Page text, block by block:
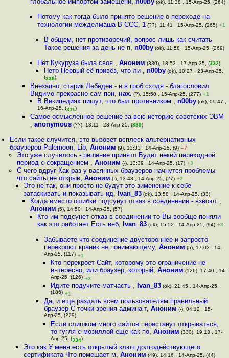
(ok), 11:38 , 15-Апр-25, (264)
Потому как тогда было принято решение о переходе на
технологии межделмаша В ССС, 1(??), 11:41 , 15-Апр-25, (265) +1
В общем, нет противоречий, вопрос лишь как считать
Такое решения за день не п, n00by(ok), 11:58 , 15-Апр-25, (269)
Нет Кукуруза была своя , Аноним (330), 18:52 , 17-Апр-25, (332)
Петр Первый её привёз, что ли , n00by(ok), 10:27 , 23-Апр-25,
(338)
Внезапно, старик Лебедев - и в гроб сходя - благословил
Видимо прекрасно сам пон, нах. (?), 15:50 , 15-Апр-25, (277) +1
В Википедиях пишут, что был противником , n00by(ok), 09:47 ,
16-Апр-25, (311)
Самое осмысленное решение за всю историю советских ЭВМ
,anonymous (??), 13:11 , 28-Апр-25, (339)
Если такое случится, это вызовет всплеск альтернативных
браузеров Palemoon, Lib,Аноним (9), 13:33 , 14-Апр-25, (9) –7
Это уже случилось - решение принято Будет некий переходной
период с сокращением , Аноним (-), 13:39 , 14-Апр-25, (17) +3
С чего вдруг Как раз у васянных браузеров начнутся проблемы
что сайты не открыв, Аноним (-), 13:48 , 14-Апр-25, (27) +2
Это не так, они просто не будут это зименение к себе
затаскивать и показывать ид, Ivan_83(ok), 13:58 , 14-Апр-25, (33)
Когда вместо ошибки подсунут отказ в соединении - взвоют ,
Аноним (5), 14:50 , 14-Апр-25, (57)
Кто им подсунет отказ в соединении то Вы вообще поняли
как это работает Есть веб, Ivan_83(ok), 15:52 , 14-Апр-25, (94) +3
Забываете что соединение двустороннее и запросто
перекроют краник не понимающему, Аноним (5), 17:03 , 14-
Апр-25, (117) +1
Кто перекроет Сайт, которому это ограничение не
интересно, или браузер, который,Аноним (126), 17:40 , 14-
Апр-25, (126) +3
Идите подучите матчасть , Ivan_83 (ok), 21:45 , 14-Апр-25,
(186) +1
Да, и еще раздать всем пользователям правильный
браузер С точки зрения админа т, Аноним (-), 04:12 , 15-
Апр-25, (229)
Если слишком много сайтов перестанут открываться,
то гугля с мозиллой еще как по,Аноним (330), 19:13 , 17-
Апр-25, (334)
Это как У меня есть открытый ключ долгодействующего
сертификата Что помешает м, Аноним (49), 14:16 , 14-Апр-25, (44)